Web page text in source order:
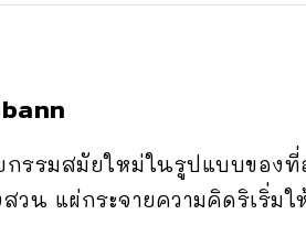
รรมสมัยใหม่ในรูปแบบของ
วน แผ่กระจายความคิดริเริ่ม